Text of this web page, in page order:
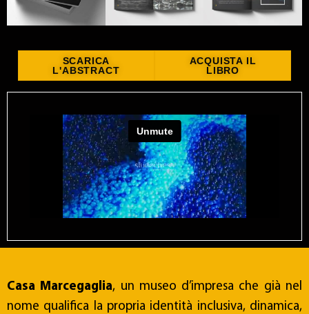
SCARICA
L'ABSTRACT
ACQUISTA IL
LIBRO
Casa Marcegaglia, un museo d’impresa che già nel
nome qualifica la propria identità inclusiva, dinamica,